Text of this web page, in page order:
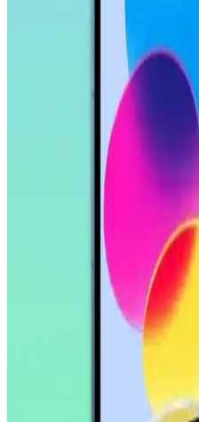
Samsung Galaxy Tab
Ekranlı Güçlü ve Çok
Samsung Galaxy Tab S11
işlemci ve uzun pil ömrü ile çok
ve eğlence amaçlı ideal bir tablet
Samsung Galaxy Tab S9
Kırılmaz Esnek Ekran
Samsung Galaxy Tab S9 FE+
koruyucu, yüksek dayanıklılık
uygulama ve göz yorgunluğunu
korumasında yeni standart.
Huawei MatePad 10.4
Koruyucu İncelemesi ve
Huawei MatePad 10.4 uyumlu
yüksek dayanıklılık ve şeffaflık
Apple iPad Pro'da
Geliştirmeleri Öncelikli